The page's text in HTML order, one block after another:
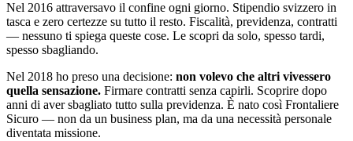
Nel 2016 attraversavo il confine ogni giorno. Stipendio svizzero in
tasca e zero certezze su tutto il resto. Fiscalità, previdenza, contratti
— nessuno ti spiega queste cose. Le scopri da solo, spesso tardi,
spesso sbagliando.
Nel 2018 ho preso una decisione: non volevo che altri vivessero
quella sensazione. Firmare contratti senza capirli. Scoprire dopo
anni di aver sbagliato tutto sulla previdenza. È nato così Frontaliere
Sicuro — non da un business plan, ma da una necessità personale
diventata missione.